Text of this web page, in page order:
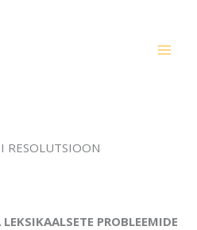
RESOLUTSIOON
PROBLEEMIDE